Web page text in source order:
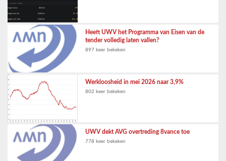
Heeft UWV het Programma van Eisen van de
tender volledig laten vallen?
897 keer bekeken
Werkloosheid in mei 2026 naar 3,9%
802 keer bekeken
UWV dekt AVG overtreding 8vance toe
778 keer bekeken